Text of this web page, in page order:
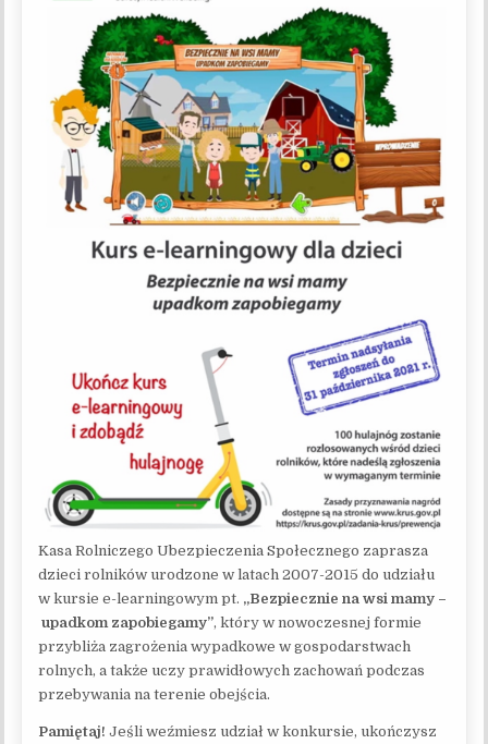
Kasa Rolniczego Ubezpieczenia Społecznego zaprasza
dzieci rolników urodzone w latach 2007-2015 do udziału
w kursie e-learningowym pt. „Bezpiecznie na wsi mamy –
upadkom zapobiegamy”, który w nowoczesnej formie
przybliża zagrożenia wypadkowe w gospodarstwach
rolnych, a także uczy prawidłowych zachowań podczas
przebywania na terenie obejścia.
Pamiętaj! Jeśli weźmiesz udział w konkursie, ukończysz